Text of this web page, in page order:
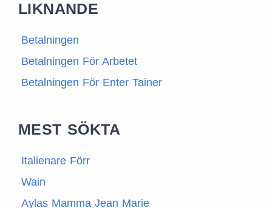
LIKNANDE
Betalningen
Betalningen För Arbetet
Betalningen För Enter Tainer
MEST SÖKTA
Italienare Förr
Wain
Aylas Mamma Jean Marie